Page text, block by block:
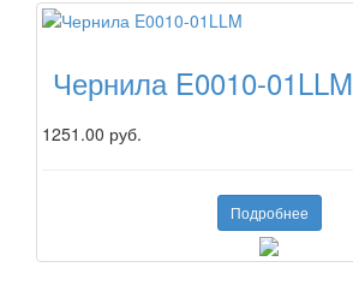
Чернила E0010-01LLM
1251.00 руб.
Подробнее